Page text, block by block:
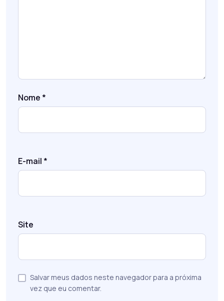
Nome *
E-mail *
Site
Salvar meus dados neste navegador para a próxima
vez que eu comentar.